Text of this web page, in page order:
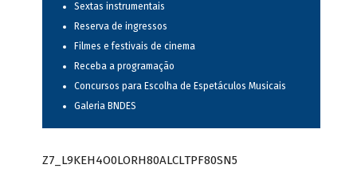
Sextas instrumentais
Reserva de ingressos
Filmes e festivais de cinema
Receba a programação
Concursos para Escolha de Espetáculos Musicais
Galeria BNDES
Z7_L9KEH4O0LORH80ALCLTPF80SN5